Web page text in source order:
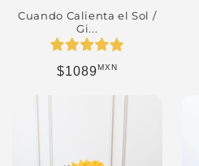
Cuando Calienta el Sol /
Gi...
Precio habitual
$1089MXN